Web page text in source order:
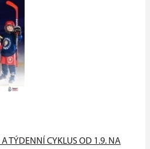
TÝDENNÍ CYKLUS OD 1.9. NA